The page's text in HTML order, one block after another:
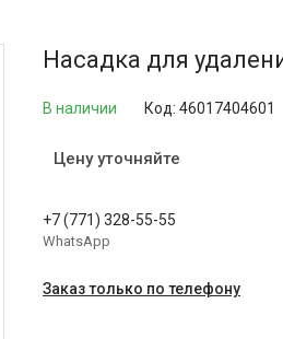
Насадка для
В наличии Код: 46017404601
Цену уточняйте
+7 (771) 328-55-55
WhatsApp
Заказ только по телефону